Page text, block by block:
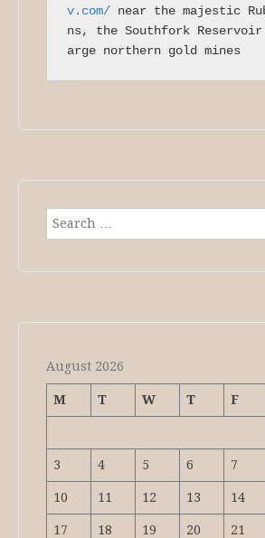
v.com/ near the majestic
ns, the Southfork
arge northern gold mines
Search
August 2026
M T W T F
3 4 5 6 7
10 11 12 13 14
17 18 19 20 21